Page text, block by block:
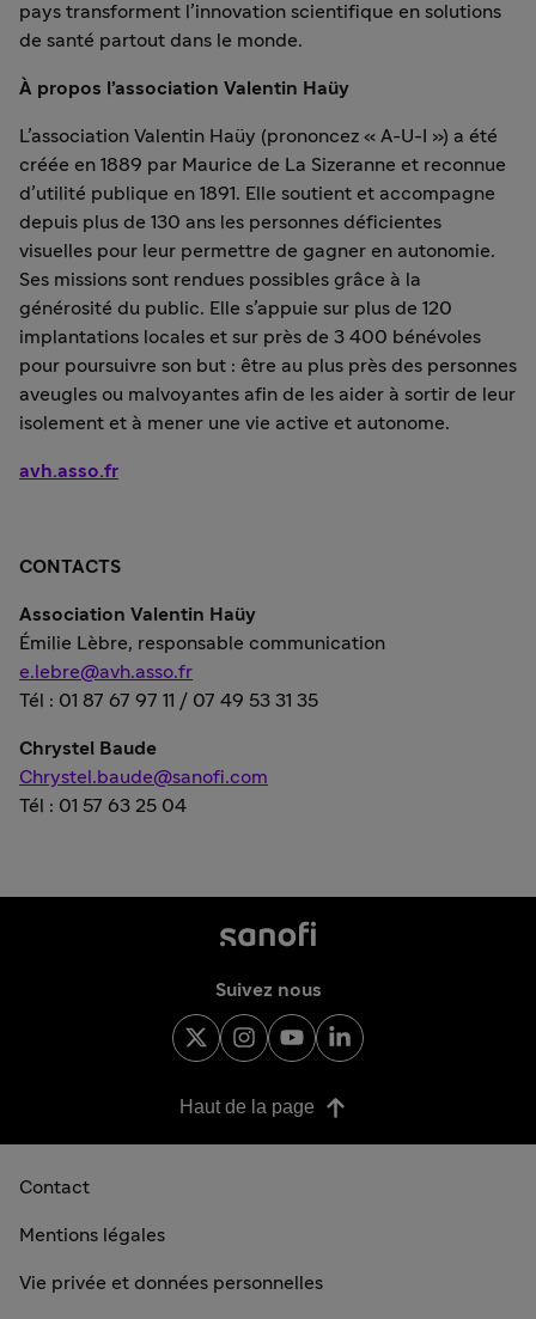
pays transforment l’innovation scientifique en solutions
de santé partout dans le monde.
À propos l’association Valentin Haüy
L’association Valentin Haüy (prononcez « A-U-I ») a été
créée en 1889 par Maurice de La Sizeranne et reconnue
d’utilité publique en 1891. Elle soutient et accompagne
depuis plus de 130 ans les personnes déficientes
visuelles pour leur permettre de gagner en autonomie.
Ses missions sont rendues possibles grâce à la
générosité du public. Elle s’appuie sur plus de 120
implantations locales et sur près de 3 400 bénévoles
pour poursuivre son but : être au plus près des personnes
aveugles ou malvoyantes afin de les aider à sortir de leur
isolement et à mener une vie active et autonome.
avh.asso.fr
CONTACTS
Association Valentin Haüy
Émilie Lèbre, responsable communication
e.lebre@avh.asso.fr
Tél : 01 87 67 97 11 / 07 49 53 31 35
Chrystel Baude
Chrystel.baude@sanofi.com
Tél : 01 57 63 25 04
Suivez nous
Haut de la page
Contact
Mentions légales
Vie privée et données personnelles